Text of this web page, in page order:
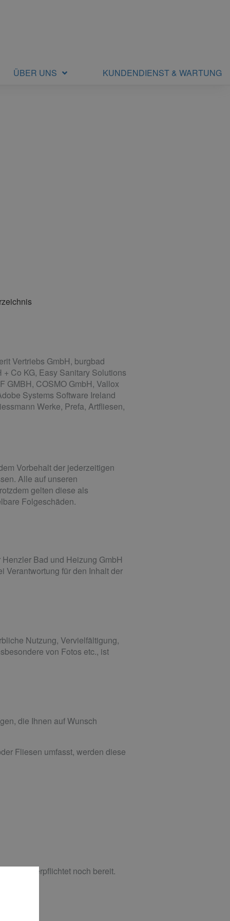
ÜBER UNS KUNDENDIENST & WARTUNG
Vertriebs GmbH, burgbad
Co KG, Easy Sanitary Solutions
GMBH, COSMO GmbH, Vallox
Systems Software Ireland
Werke, Prefa, Artfliesen,
Vorbehalt der jederzeitigen
Alle auf unseren
gelten diese als
Folgeschäden.
Bad und Heizung GmbH
Verantwortung für den Inhalt der
Nutzung, Vervielfältigung,
von Fotos etc., ist
die Ihnen auf Wunsch
Fliesen umfasst, werden diese
weder verpflichtet noch bereit.